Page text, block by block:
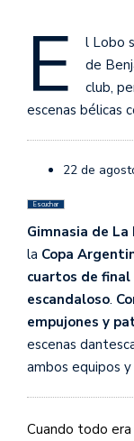
E
l Lobo
de
club,
escenas bélicas
22 de
Escuchar
Gimnasia de
la Copa
cuartos de final
escandaloso.
empujones y
escenas
ambos equipos
Cuando todo